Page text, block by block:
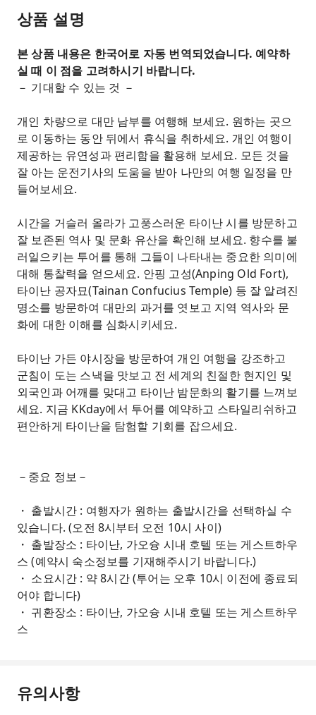
상품 설명
본 상품 내용은 한국어로 자동 번역되었습니다. 예약하
실 때 이 점을 고려하시기 바랍니다.
－ 기대할 수 있는 것 －
개인 차량으로 대만 남부를 여행해 보세요. 원하는 곳으
로 이동하는 동안 뒤에서 휴식을 취하세요. 개인 여행이
제공하는 유연성과 편리함을 활용해 보세요. 모든 것을
잘 아는 운전기사의 도움을 받아 나만의 여행 일정을 만
들어보세요.
시간을 거슬러 올라가 고풍스러운 타이난 시를 방문하고
잘 보존된 역사 및 문화 유산을 확인해 보세요. 향수를 불
러일으키는 투어를 통해 그들이 나타내는 중요한 의미에
대해 통찰력을 얻으세요. 안핑 고성(Anping Old Fort),
타이난 공자묘(Tainan Confucius Temple) 등 잘 알려진
명소를 방문하여 대만의 과거를 엿보고 지역 역사와 문
화에 대한 이해를 심화시키세요.
타이난 가든 야시장을 방문하여 개인 여행을 강조하고
군침이 도는 스낵을 맛보고 전 세계의 친절한 현지인 및
외국인과 어깨를 맞대고 타이난 밤문화의 활기를 느껴보
세요. 지금 KKday에서 투어를 예약하고 스타일리쉬하고
편안하게 타이난을 탐험할 기회를 잡으세요.
－중요 정보－
・ 출발시간 : 여행자가 원하는 출발시간을 선택하실 수
있습니다. (오전 8시부터 오전 10시 사이)
・ 출발장소 : 타이난, 가오슝 시내 호텔 또는 게스트하우
스 (예약시 숙소정보를 기재해주시기 바랍니다.)
・ 소요시간 : 약 8시간 (투어는 오후 10시 이전에 종료되
어야 합니다)
・ 귀환장소 : 타이난, 가오슝 시내 호텔 또는 게스트하우
스
유의사항